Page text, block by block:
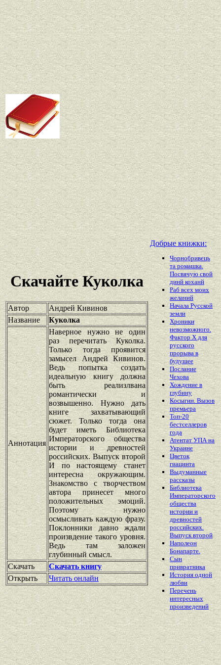
Скачайте Куколка
Автор
Андрей Кивинов
Название
Куколка
Аннотация
Наверное нужно не один
раз перечитать Куколка.
Только тогда проявится
замысел Андрей Кивинов.
Ведь попытка создать
идеальную книгу должна
быть реализлвана
романтически и
возвышенно. Нужно дать
книге захватывающий
сюжет. Только тогда она
будет иметь Библиотека
Императорского общества
истории и древностей
российских. Выпуск второй
И по настоящему станет
интересна окружающим.
Знакомство с творчеством
автора принесет много
положительных эмоций.
Поэтому нужно
осмысливать каждую фразу.
Поклонники давно ждали
произвдение такого уровня.
Ведь там заложен
глубинный смысл.
Скачать
Скачать книгу
Открыть
Читать онлайн
Добрые книжки:
Чорнобривець
та ромашка.
Посвячую свой
динй коханй
Раб всех моих
желаний
Начала Русской
земли
Хроники
невозможного.
Фактор Х для
русского
прорыва в
будущее
Послание
Чехова
Хождение в
глубину
Косыгин. Вызов
премьера
Топ-20
бестселлеров
года
Атентат УПА на
Украине
Цветок
гиацинта
Выдуманные
рассказы
Библиотека
Императорского
общества
истории и
древностей
российских.
Выпуск второй
Наполеон
Бонапарте.
Сын
привратника
История одной
любви
Перечень
интересных
произведений